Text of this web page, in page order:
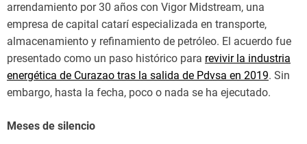
arrendamiento por 30 años con Vigor Midstream, una
empresa de capital catarí especializada en transporte,
almacenamiento y refinamiento de petróleo. El acuerdo fue
presentado como un paso histórico para revivir la industria
energética de Curazao tras la salida de Pdvsa en 2019. Sin
embargo, hasta la fecha, poco o nada se ha ejecutado.
Meses de silencio